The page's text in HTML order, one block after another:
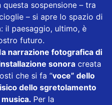
questa sospensione – tra
– si apre lo spazio di
il paesaggio, ultimo, è
futuro.
a narrazione fotografica di
sonora creata
che si fa “voce” dello
dello sgretolamento
Per la